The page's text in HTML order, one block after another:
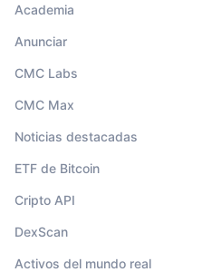
Academia
Anunciar
CMC Labs
CMC Max
Noticias destacadas
ETF de Bitcoin
Cripto API
DexScan
Activos del mundo real